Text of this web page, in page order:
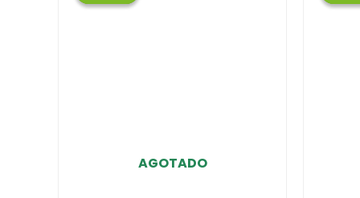
AGOTADO